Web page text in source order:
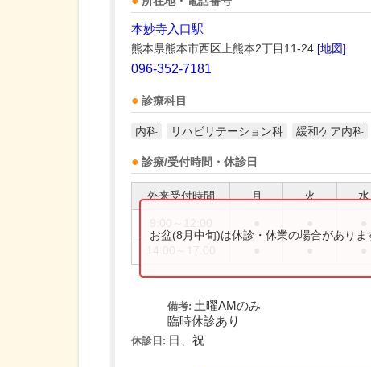
本妙寺入口駅
熊本県熊本市西区上熊本2丁目11-24 [地図]
096-352-7181
診療科目
内科 リハビリテーション科 緩和ケア内科
診療/受付時間・休診日
外来受付時間 月 火 水
お盆(8月中旬)は休診・休業の場合があり
備考: 土曜AMのみ
臨時休診あり
休診日: 日、祝